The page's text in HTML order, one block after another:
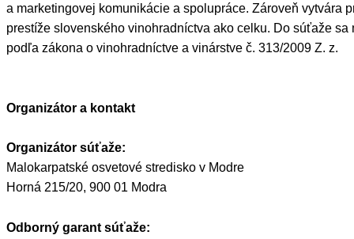
a marketingovej komunikácie a spolupráce. Zároveň vytvára
prestíže slovenského vinohradníctva ako celku. Do súťaže
podľa zákona o vinohradníctve a vinárstve č. 313/2009 Z. z.
Organizátor a kontakt
Organizátor súťaže:
Malokarpatské osvetové stredisko v Modre
Horná 215/20, 900 01 Modra
Odborný garant súťaže: